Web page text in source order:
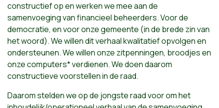
constructief op en werken we mee aan de
samenvoeging van financieel beheerders. Voor de
democratie, en voor onze gemeente (in de brede zin van
het woord). We willen dit verhaal kwalitatief opvolgen en
ondersteunen. We willen onze zitpenningen, broodjes en
onze computers* verdienen. We doen daarom
constructieve voorstellen in de raad.
Daarom stelden we op de jongste raad voor om het